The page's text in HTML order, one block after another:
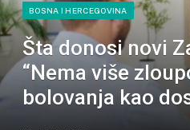
BOSNA I HERCEGOVINA
Šta donosi novi
“Nema više
bolovanja kao